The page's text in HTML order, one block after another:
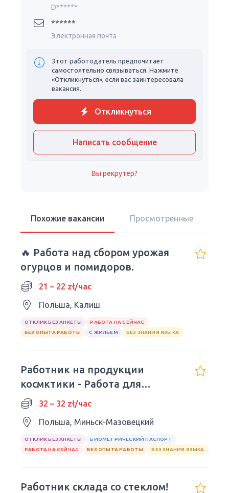
D******
******
Электронная почта
Этот работодатель предпочитает
самостоятельно связываться. Нажмите
«Откликнуться», если вас заинтересовала
вакансия.
Откликнуться
Написать сообщение
Вы рекрутер?
Похожие вакансии Просмотренные
🔥 Работа над сбором урожая
огурцов и помидоров.
21 – 22 zł/час
Польша, Калиш
ОТКЛИК БЕЗ АНКЕТЫ
РАБОТА НА СЕЙЧАС
БЕЗ ОПЫТА РАБОТЫ
С ЖИЛЬЕМ БЕЗ ЗНАНИЯ ЯЗЫКА
Работник на продукции
космктики - Работа для
студентов
32 – 32 zł/час
Польша, Миньск-Мазовецкий
ОТКЛИК БЕЗ АНКЕТЫ
БИОМЕТРИЧЕСКИЙ ПАСПОРТ
РАБОТА НА СЕЙЧАС
БЕЗ ОПЫТА РАБОТЫ БЕЗ ЗНАНИЯ ЯЗЫКА
Работник склада со стеклом!